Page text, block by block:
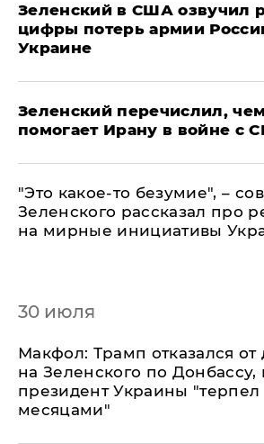
Зеленский в США озвучил
цифры потерь армии
Украине
Зеленский перечислил,
помогает Ирану в войне с
"Это какое-то безумие", –
Зеленского рассказал про
на мирные инициативы
30 июля
Макфол: Трамп отказался от
на Зеленского по Донбассу,
президент Украины "терпел
месяцами"